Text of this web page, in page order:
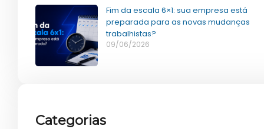
Fim da escala 6×1: sua empresa está
preparada para as novas mudanças
trabalhistas?
09/06/2026
Categorias